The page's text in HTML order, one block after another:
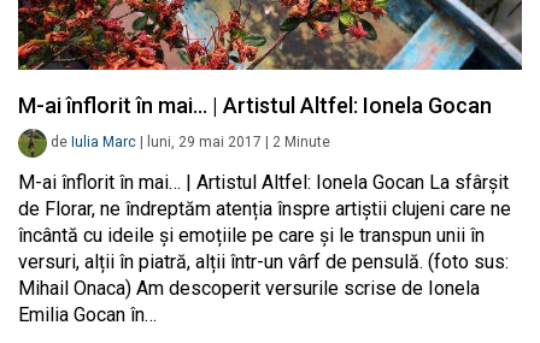
M-ai înflorit în mai… | Artistul Altfel: Ionela Gocan
de Iulia Marc luni, 29 mai 2017 2 Minute
M-ai înflorit în mai… | Artistul Altfel: Ionela Gocan La sfârșit
de Florar, ne îndreptăm atenția înspre artiștii clujeni care ne
încântă cu ideile și emoțiile pe care și le transpun unii în
versuri, alții în piatră, alții într-un vârf de pensulă. (foto sus:
Mihail Onaca) Am descoperit versurile scrise de Ionela
Emilia Gocan în…